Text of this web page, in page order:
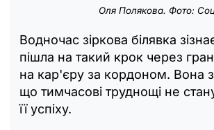
Оля Полякова. Фото:
Водночас зіркова білявка
пішла на такий крок через
на кар'єру за кордоном. Вона
що тимчасові труднощі не
її успіху.